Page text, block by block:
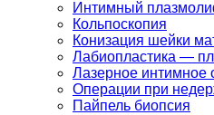
Интимный
Кольпоскопия
Конизация шейки
Лабиопластика —
Лазерное интимное
Операции при
Пайпель биопсия